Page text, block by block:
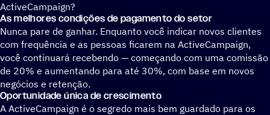
ActiveCampaign?
As melhores condições de pagamento do setor
Nunca pare de ganhar. Enquanto você indicar novos clientes
com frequência e as pessoas ficarem na ActiveCampaign,
você continuará recebendo — começando com uma comissão
de 20% e aumentando para até 30%, com base em novos
negócios e retenção.
Oportunidade única de crescimento
A ActiveCampaign é o segredo mais bem guardado para os